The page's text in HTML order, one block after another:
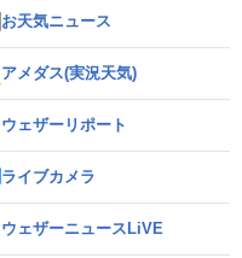
お天気ニュース
アメダス(実況天気)
ウェザーリポート
ライブカメラ
ウェザーニュースLiVE